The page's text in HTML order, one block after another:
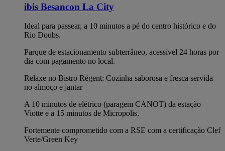
ibis Besancon La City
Ideal para passear, a 10 minutos a pé do centro histórico e do
Rio Doubs.
Parque de estacionamento subterrâneo, acessível 24 horas por
dia com pagamento no local.
Relaxe no Bistro Régent: Cozinha saborosa e fresca servida
no almoço e jantar
A 10 minutos de elétrico (paragem CANOT) da estação
Viotte e a 15 minutos de Micropolis.
Fortemente comprometido com a RSE com a certificação Clef
Verte/Green Key